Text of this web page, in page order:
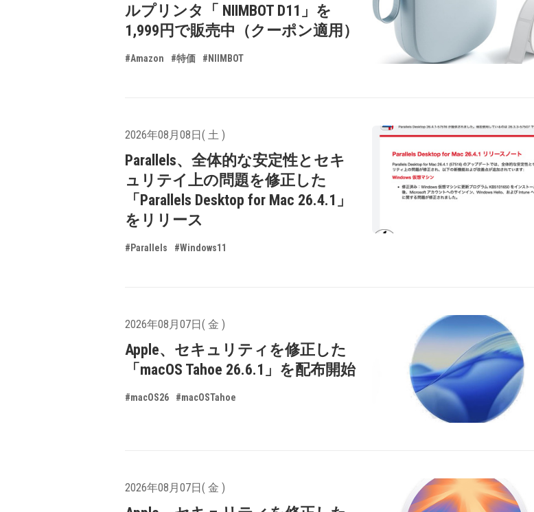
ルプリンタ「 NIIMBOT D11」を
1,999円で販売中（クーポン適用）
#Amazon #特価 #NIIMBOT
2026年08月08日( 土 )
Parallels、全体的な安定性とセキ
ュリテイ上の問題を修正した
「Parallels Desktop for Mac 26.4.1」
をリリース
#Parallels #Windows11
2026年08月07日( 金 )
Apple、セキュリティを修正した
「macOS Tahoe 26.6.1」を配布開始
#macOS26 #macOSTahoe
2026年08月07日( 金 )